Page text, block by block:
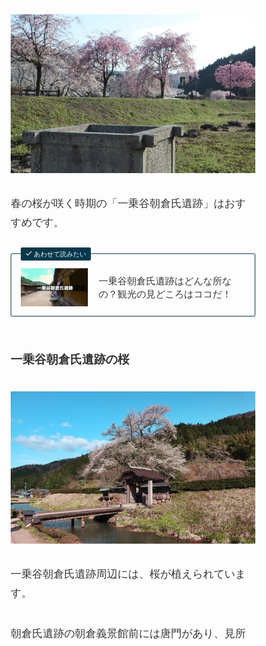
春の桜が咲く時期の「一乗谷朝倉氏遺跡」はおす
すめです。
あわせて読みたい
一乗谷朝倉氏遺跡はどんな所な
の？観光の見どころはココだ！
一乗谷朝倉氏遺跡の桜
一乗谷朝倉氏遺跡周辺には、桜が植えられていま
す。
朝倉氏遺跡の朝倉義景館前には唐門があり、見所